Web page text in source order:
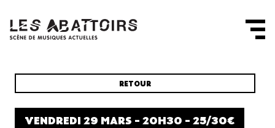
RETOUR
VENDREDI 29 MARS - 20H30 - 25/30€